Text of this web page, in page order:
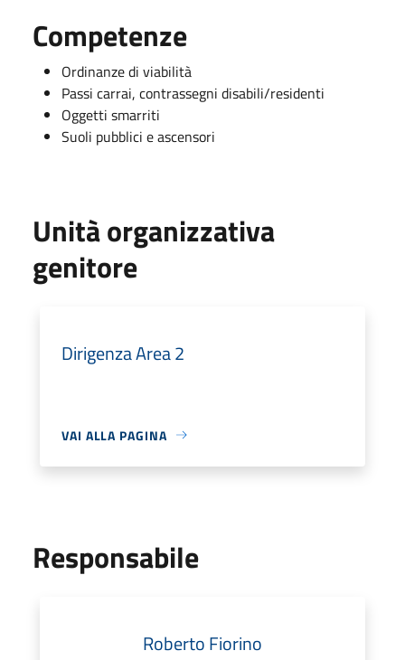
Competenze
Ordinanze di viabilità
Passi carrai, contrassegni disabili/residenti
Oggetti smarriti
Suoli pubblici e ascensori
Unità organizzativa
genitore
Dirigenza Area 2
VAI ALLA PAGINA
Responsabile
Roberto Fiorino